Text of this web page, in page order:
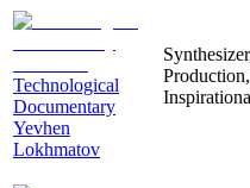
Technological
Documentary
Yevhen
Lokhmatov